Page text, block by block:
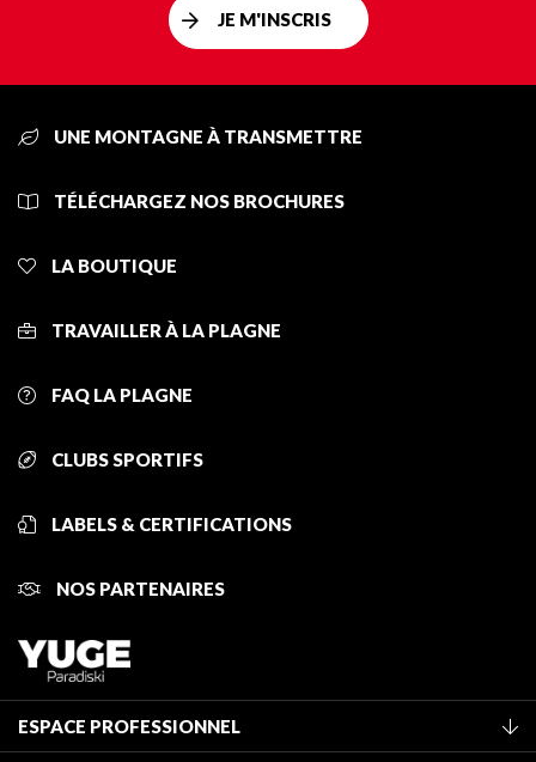
JE M'INSCRIS
UNE MONTAGNE À TRANSMETTRE
TÉLÉCHARGEZ NOS BROCHURES
LA BOUTIQUE
TRAVAILLER À LA PLAGNE
FAQ LA PLAGNE
CLUBS SPORTIFS
LABELS & CERTIFICATIONS
NOS PARTENAIRES
ESPACE PROFESSIONNEL